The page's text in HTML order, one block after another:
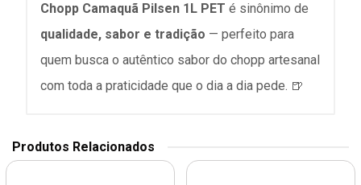
Chopp Camaquã Pilsen 1L PET é sinônimo de
qualidade, sabor e tradição — perfeito para
quem busca o autêntico sabor do chopp artesanal
com toda a praticidade que o dia a dia pede. 🍺
Produtos Relacionados